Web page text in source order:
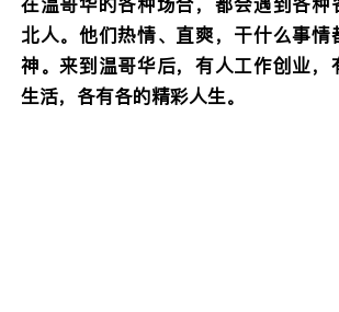
北人。他们热情、直爽，干什么事情
神。来到温哥华后，有人工作创业，
生活，各有各的精彩人生。